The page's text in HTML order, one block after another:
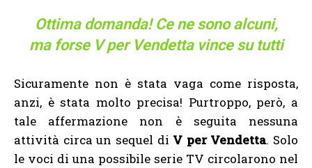
Ottima domanda! Ce ne sono alcuni,
ma forse V per Vendetta vince su tutti
Sicuramente non è stata vaga come risposta,
anzi, è stata molto precisa! Purtroppo, però, a
tale affermazione non è seguita nessuna
attività circa un sequel di V per Vendetta. Solo
le voci di una possibile serie TV circolarono nel